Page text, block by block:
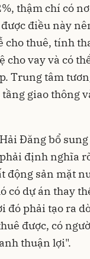
thậm chí có
điều này
cho thuê, tính
cho vay và có
Trung tâm
giao thông
Đăng bổ
định nghĩa
động sản mặt
có dự án thay
đó phải tạo ra
được, có
thuận lợi".